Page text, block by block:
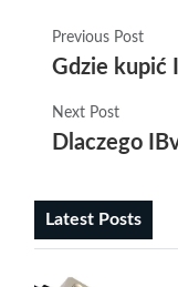
Previous Post
Gdzie kupić
Next Post
Dlaczego
Latest Posts